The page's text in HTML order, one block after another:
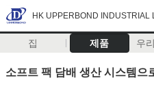
HK UPPERBOND INDUSTRIAL
집 제품 우
소프트 팩 담배 생산 시스템으